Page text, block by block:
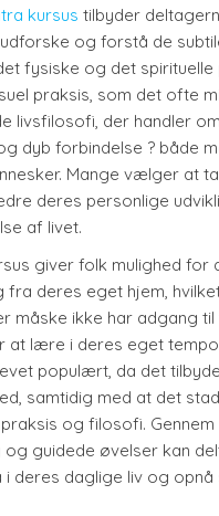
kursus tilbyder
og forstå de
fysiske og det spirituelle
praksis, som det ofte
livsfilosofi, der handler
dyb forbindelse ? både
Mange vælger at
deres personlige
af livet.
giver folk mulighed for
fra deres eget hjem,
måske ikke har adgang til
at lære i deres eget
populært, da det
samtidig med at det
og filosofi. Gennem
og guidede øvelser kan
i deres daglige liv og